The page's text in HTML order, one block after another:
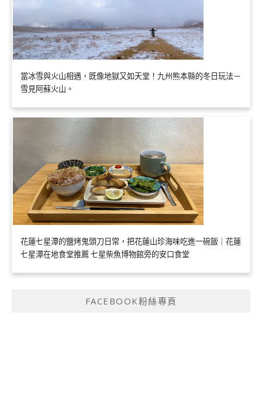
當冰雪與火山相遇，既像地獄又如天堂！九州熊本縣的冬日玩法－
雪見阿蘇火山。
花蓮七星潭的鹽烤鬼頭刀日常，把花蓮山珍海味吃進一碗飯｜花蓮
七星潭在地食堂推薦 七星柴魚博物館旁的安口食堂
FACEBOOK粉絲專頁